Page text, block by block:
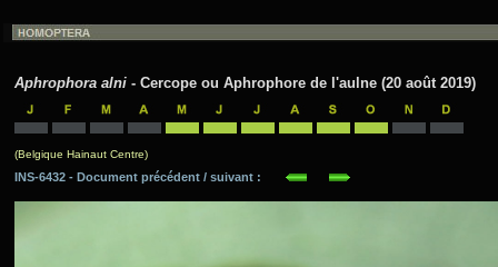
Aphrophora alni - Cercope ou Aphrophore de l'aulne (20 août 2019)
(Belgique Hainaut Centre)
INS-6432 - Document précédent / suivant :